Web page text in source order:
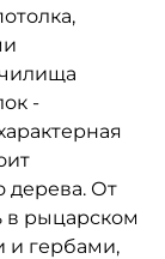
-
дерева. От
в рыцарском
и гербами,